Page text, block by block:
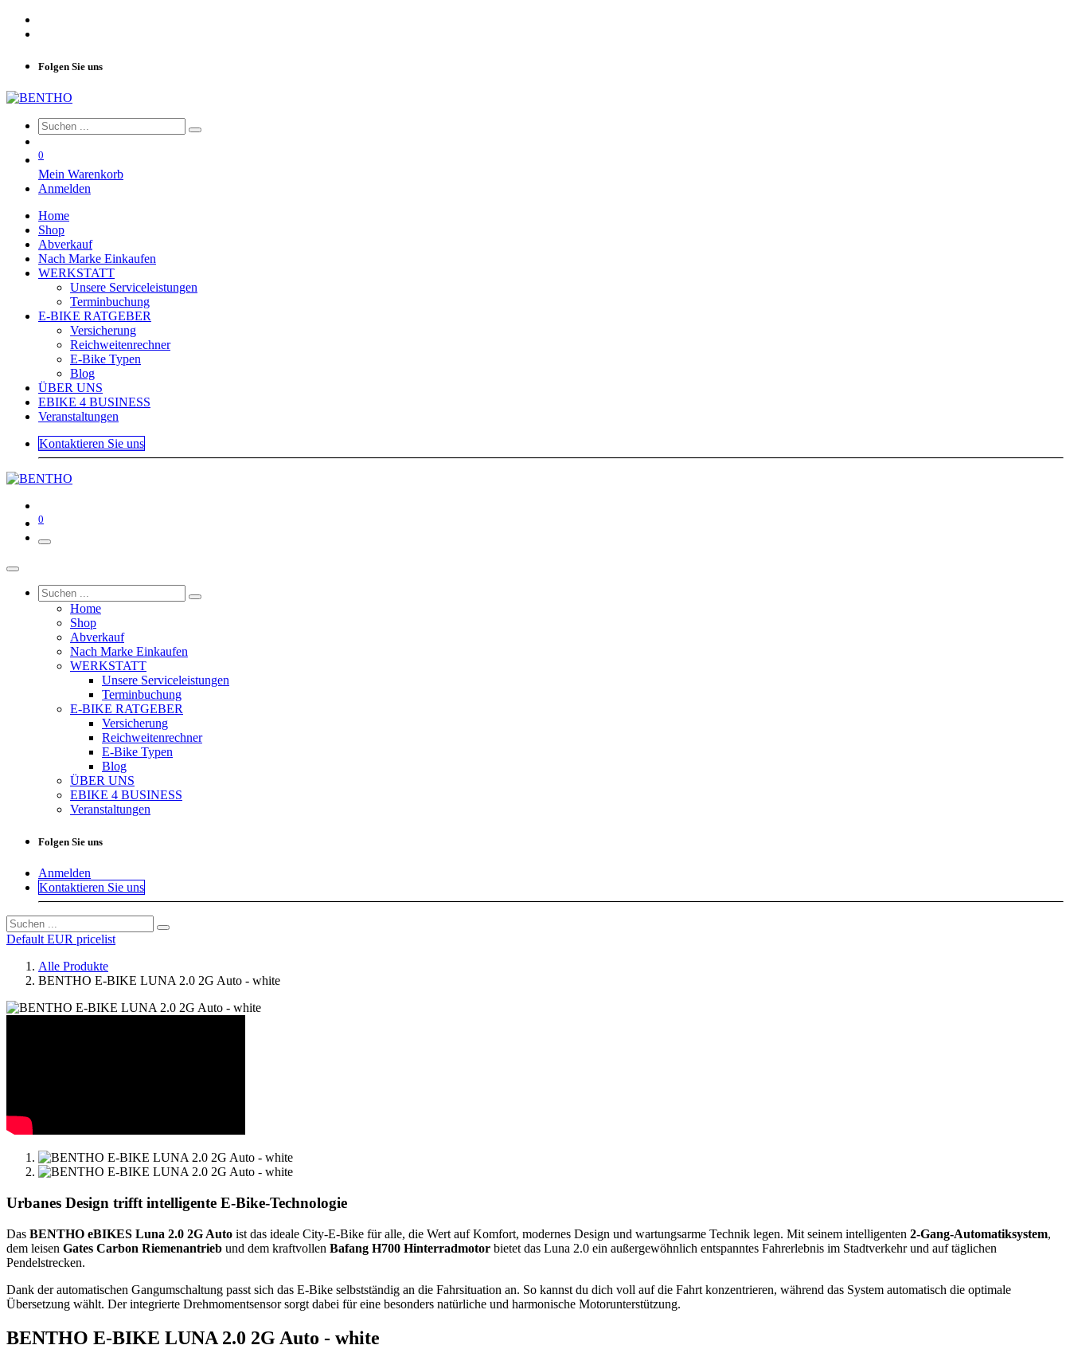
Folgen Sie uns
0
Mein Warenkorb
Anmelden
Home
Shop
Abverkauf
Nach Marke Einkaufen
WERKSTATT
Unsere Serviceleistungen
Terminbuchung
E-BIKE RATGEBER
Versicherung
Reichweitenrechner
E-Bike Typen
Blog
ÜBER UNS
EBIKE 4 BUSINESS
Veranstaltungen
Kontaktieren Sie uns
0
Home
Shop
Abverkauf
Nach Marke Einkaufen
WERKSTATT
Unsere Serviceleistungen
Terminbuchung
E-BIKE RATGEBER
Versicherung
Reichweitenrechner
E-Bike Typen
Blog
ÜBER UNS
EBIKE 4 BUSINESS
Veranstaltungen
Folgen Sie uns
Anmelden
Kontaktieren Sie uns
Default EUR pricelist
Alle Produkte
BENTHO E-BIKE LUNA 2.0 2G Auto - white
Urbanes Design trifft intelligente E-Bike-Technologie
Das BENTHO eBIKES Luna 2.0 2G Auto ist das ideale City-E-Bike für alle, die Wert auf Komfort, modernes Design und wartungsarme Technik legen. Mit seinem intelligenten 2-Gang-Automatiksystem,
dem leisen Gates Carbon Riemenantrieb und dem kraftvollen Bafang H700 Hinterradmotor bietet das Luna 2.0 ein außergewöhnlich entspanntes Fahrerlebnis im Stadtverkehr und auf täglichen
Pendelstrecken.
Dank der automatischen Gangumschaltung passt sich das E-Bike selbstständig an die Fahrsituation an. So kannst du dich voll auf die Fahrt konzentrieren, während das System automatisch die optimale
Übersetzung wählt. Der integrierte Drehmomentsensor sorgt dabei für eine besonders natürliche und harmonische Motorunterstützung.
BENTHO E-BIKE LUNA 2.0 2G Auto - white